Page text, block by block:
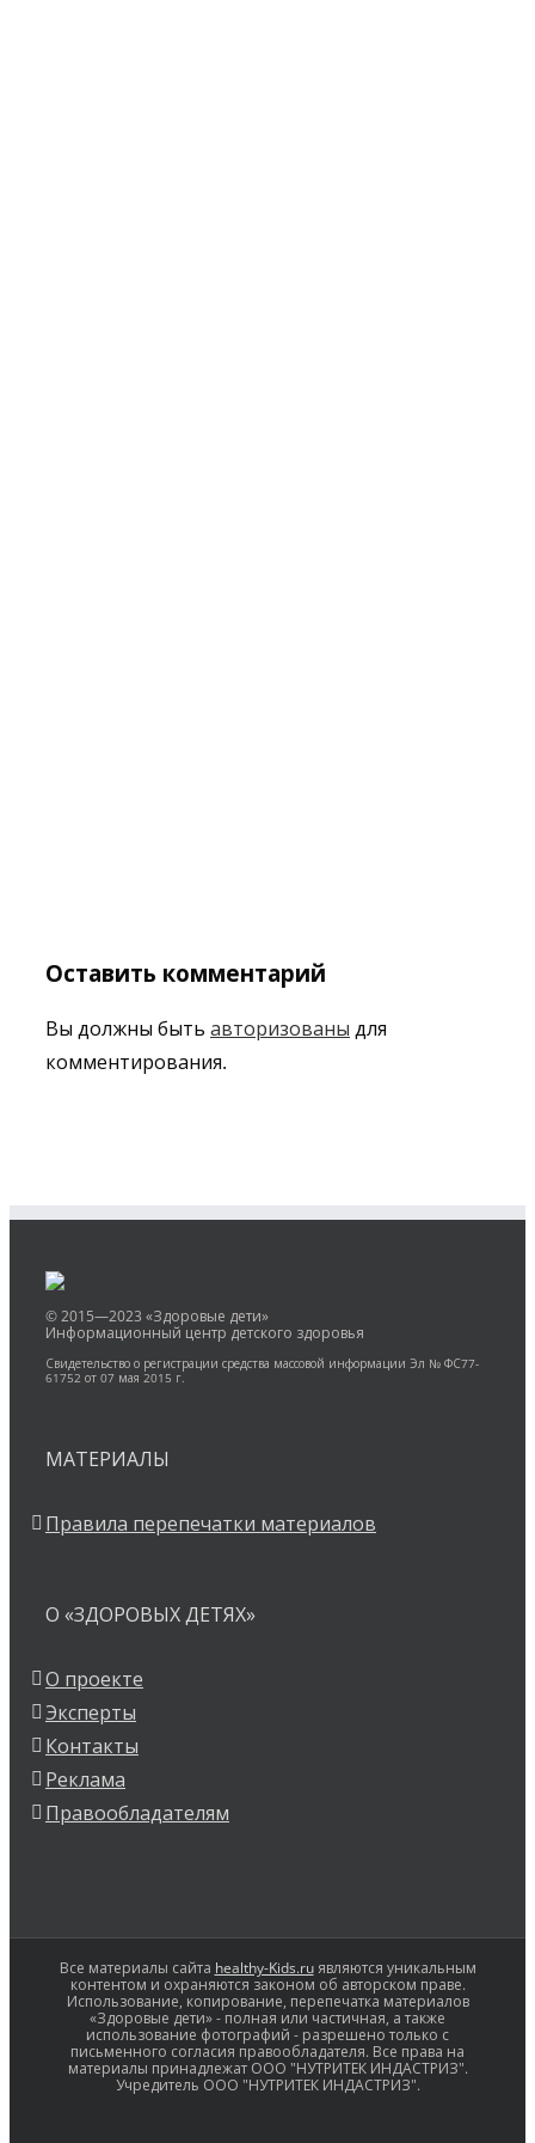
Оставить комментарий
Вы должны быть авторизованы для
комментирования.
© 2015—2023 «Здоровые дети»
Информационный центр детского здоровья
Свидетельство о регистрации средства массовой информации Эл № ФС77-
61752 от 07 мая 2015 г.
МАТЕРИАЛЫ
Правила перепечатки материалов
О «ЗДОРОВЫХ ДЕТЯХ»
О проекте
Эксперты
Контакты
Реклама
Правообладателям
Все материалы сайта healthy-Kids.ruявляются уникальным
контентом и охраняются законом об авторском праве.
Использование, копирование, перепечатка материалов
«Здоровые дети» - полная или частичная, а также
использование фотографий - разрешено только с
письменного согласия правообладателя. Все права на
материалы принадлежат ООО "НУТРИТЕК ИНДАСТРИЗ".
Учредитель ООО "НУТРИТЕК ИНДАСТРИЗ".